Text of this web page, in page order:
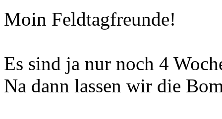
Moin Feldtagfreunde!
Es sind ja nur noch 4
Na dann lassen wir die